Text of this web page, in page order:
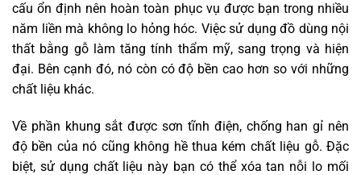
cấu ổn định nên hoàn toàn phục vụ được bạn trong nhiều
năm liền mà không lo hỏng hóc. Việc sử dụng đồ dùng nội
thất bằng gỗ làm tăng tính thẩm mỹ, sang trọng và hiện
đại. Bên cạnh đó, nó còn có độ bền cao hơn so với những
chất liệu khác.
Về phần khung sắt được sơn tĩnh điện, chống han gỉ nên
độ bền của nó cũng không hề thua kém chất liệu gỗ. Đặc
biệt, sử dụng chất liệu này bạn có thể xóa tan nỗi lo mối